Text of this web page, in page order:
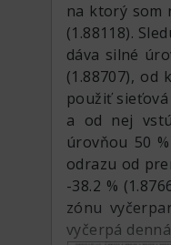
na ktorý som
(1.88118).
dáva silné
(1.88707),
použiť
a od nej
úrovňou 50
odrazu od
-38.2 %
zónu
vyčerpá